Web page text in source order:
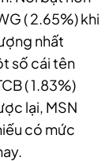
( 2.65%) khi
nhất
số cái tên
( 1.83%)
lại, MSN
có mức